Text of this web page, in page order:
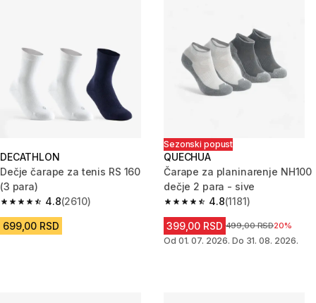
DECATHLON
Dečje čarape za tenis RS 160
(3 para)
4.8
4.8 od 5 zvezdica from 2610 Recenzije
(2610)
699,00 RSD
Sezonski popust
QUECHUA
Čarape za planinarenje NH100
dečje 2 para - sive
4.8
4.8 od 5 zvezdica from 1181
(1181)
399,00 RSD Cena pre sniženja
499,00 RSD20%
Od 01. 07. 2026. Do 31. 08. 2026.